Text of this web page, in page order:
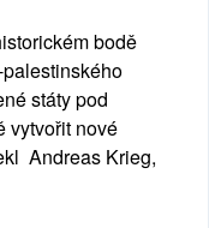
bodě
státy pod
vytvořit nové
Andreas Krieg,